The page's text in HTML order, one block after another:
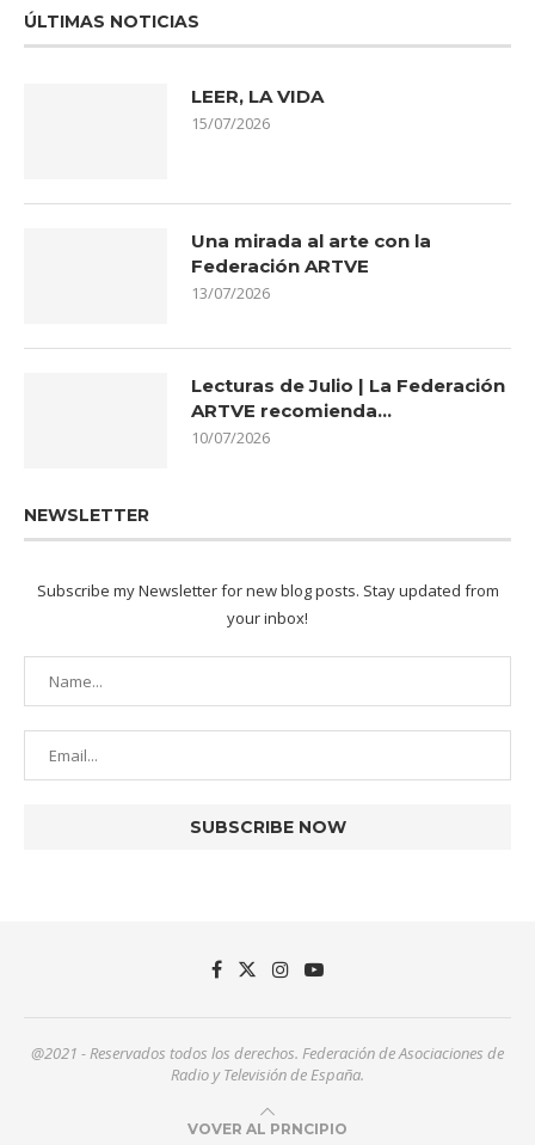
ÚLTIMAS NOTICIAS
LEER, LA VIDA
15/07/2026
Una mirada al arte con la
Federación ARTVE
13/07/2026
Lecturas de Julio | La Federación
ARTVE recomienda…
10/07/2026
NEWSLETTER
Subscribe my Newsletter for new blog posts. Stay updated from
your inbox!
@2021 - Reservados todos los derechos. Federación de Asociaciones de
Radio y Televisión de España.
VOVER AL PRNCIPIO